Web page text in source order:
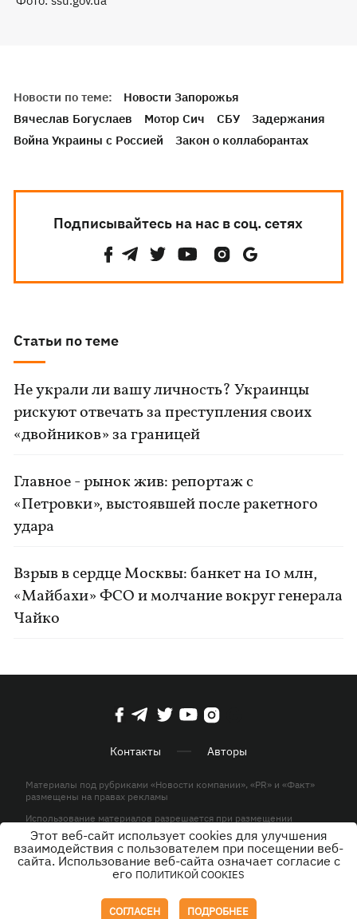
Новости по теме:
Новости Запорожья
Вячеслав Богуслаев
Мотор Сич СБУ
Задержания
Война Украины с Россией
Закон о коллаборантах
Подписывайтесь на нас в соц. сетях
Статьи по теме
Не украли ли вашу личность? Украинцы
рискуют отвечать за преступления своих
«двойников» за границей
Главное - рынок жив: репортаж с
«Петровки», выстоявшей после ракетного
удара
Взрыв в сердце Москвы: банкет на 10 млн,
«Майбахи» ФСО и молчание вокруг генерала
Чайко
Контакты Авторы
Материалы под рубриками «Новости компании», «PR» и «Факт»
размещены на правах рекламы
Использование материалов разрешается при размещении
активной гиперссылки на KP.UA в первом абзаце.
© ООО «ЮЛАВ МЕДИА»,2026. Все права защищены.
Этот веб-сайт использует cookies для улучшения
взаимодействия с пользователем при посещении веб-
сайта. Использование веб-сайта означает согласие с
его ПОЛИТИКОЙ COOKIES
СОГЛАСЕН ПОДРОБНЕЕ